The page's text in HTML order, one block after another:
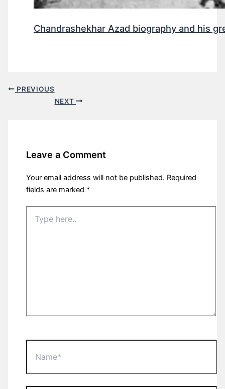
Chandrashekhar Azad biography and his
PREVIOUS
NEXT
Leave a Comment
Your email address will not be published. Required
fields are marked *
here..